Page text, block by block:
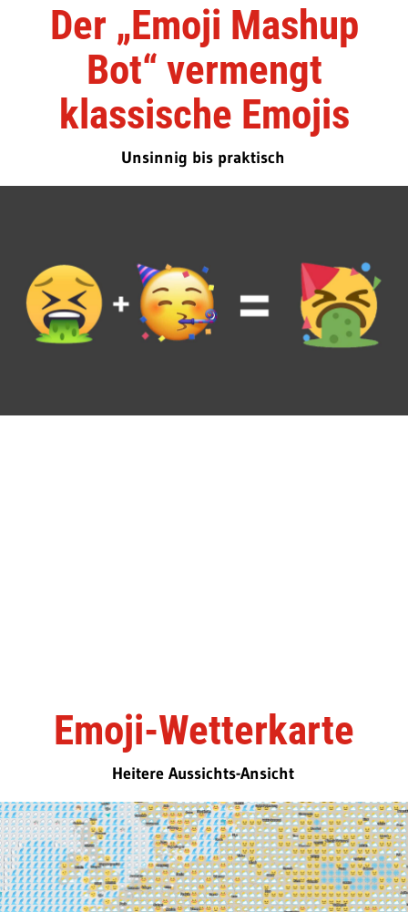
Der „Emoji Mashup
Bot“ vermengt
klassische Emojis
Unsinnig bis praktisch
Emoji-Wetterkarte
Heitere Aussichts-Ansicht